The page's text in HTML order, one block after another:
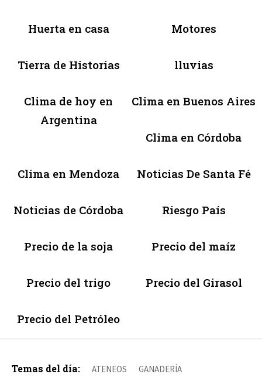
Huerta en casa Motores
Tierra de Historias lluvias
Clima de hoy en
Argentina
Clima en Buenos Aires
Clima en Córdoba
Clima en Mendoza Noticias De Santa Fé
Noticias de Córdoba Riesgo País
Precio de la soja Precio del maíz
Precio del trigo Precio del Girasol
Precio del Petróleo
Temas del día: ATENEOS GANADERÍA